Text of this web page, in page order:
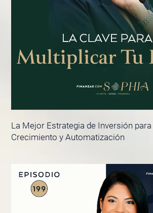
La Mejor Estrategia de Inversión para
Crecimiento y Automatización